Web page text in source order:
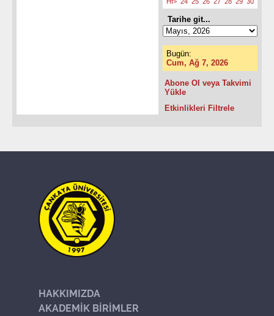
Tarihe git...
Bugün:
Cum, Ağ 7, 2026
Abone Ol veya Takvimi
Yükle
Etkinlikleri Filtrele
HAKKIMIZDA
AKADEMİK BİRİMLER